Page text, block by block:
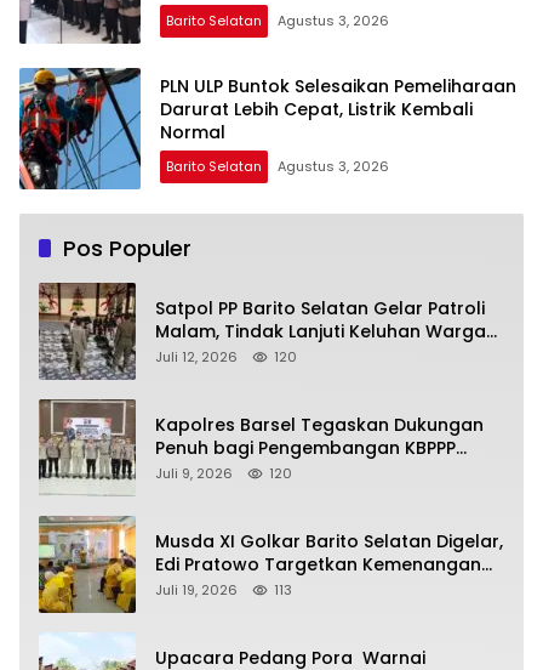
Barito Selatan Agustus 3, 2026
PLN ULP Buntok Selesaikan Pemeliharaan
Darurat Lebih Cepat, Listrik Kembali
Normal
Barito Selatan Agustus 3, 2026
Pos Populer
Satpol PP Barito Selatan Gelar Patroli
Malam, Tindak Lanjuti Keluhan Warga
soal Balap Liar dan Remaja Nongkrong
Juli 12, 2026 120
Kapolres Barsel Tegaskan Dukungan
Penuh bagi Pengembangan KBPPP
Kalimantan Tengah
Juli 9, 2026 120
Musda XI Golkar Barito Selatan Digelar,
Edi Pratowo Targetkan Kemenangan
Partai pada Pemilu Mendatang
Juli 19, 2026 113
Upacara Pedang Pora Warnai